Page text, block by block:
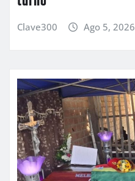
Clave300 Ago 5, 2026